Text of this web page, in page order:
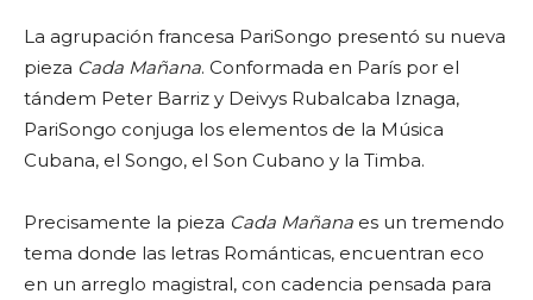
La agrupación francesa PariSongo presentó su nueva
pieza Cada Mañana. Conformada en París por el
tándem Peter Barriz y Deivys Rubalcaba Iznaga,
PariSongo conjuga los elementos de la Música
Cubana, el Songo, el Son Cubano y la Timba.
Precisamente la pieza Cada Mañana es un tremendo
tema donde las letras Románticas, encuentran eco
en un arreglo magistral, con cadencia pensada para